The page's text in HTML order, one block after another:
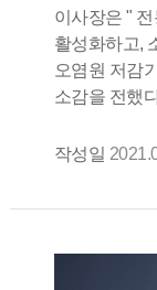
이사장은 "
활성화하고,
오염원 저감
소감을 전했
작성일